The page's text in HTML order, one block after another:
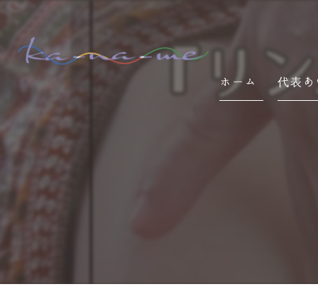
ホーム 代表